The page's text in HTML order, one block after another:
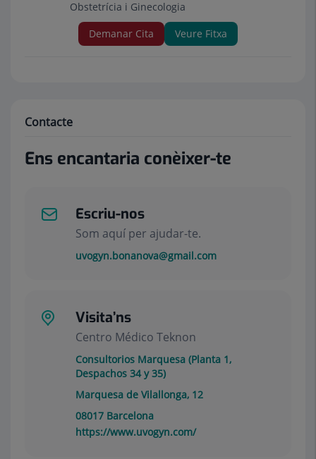
Obstetrícia i Ginecologia
Demanar Cita
Veure Fitxa
Contacte
Ens encantaria conèixer-te
Escriu-nos
Som aquí per ajudar-te.
uvogyn.bonanova@gmail.com
Visita’ns
Centro Médico Teknon
Consultorios Marquesa (Planta 1,
Despachos 34 y 35)
Marquesa de Vilallonga, 12
08017 Barcelona
https://www.uvogyn.com/